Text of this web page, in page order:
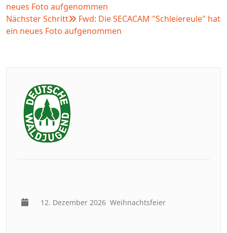
neues Foto aufgenommen
Nächster Schritt
Fwd: Die SECACAM "Schleiereule" hat
ein neues Foto aufgenommen
12. Dezember 2026 Weihnachtsfeier